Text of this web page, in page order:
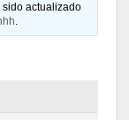
sido actualizado
.